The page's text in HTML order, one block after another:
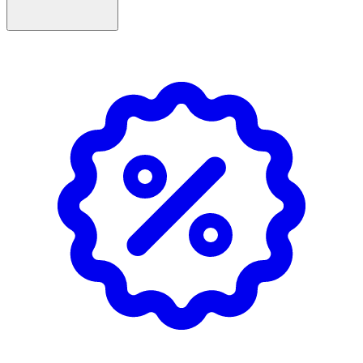
enligt europeisk standard EN-1400:2013+A2:2018.
- Självlysande knopp – lätt att hitta i mörker
- Mindre storlek – anpassad för nyfödda
- Symmetrisk sugdel i medicinskt silikon
- Passar barn från 4 månader
- Smak- och doftfri
- Färg: Rosa, 2-pack